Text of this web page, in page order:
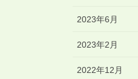
2023年6月
2023年2月
2022年12月